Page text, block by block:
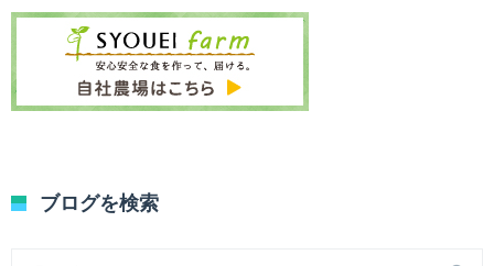
ブログを検索